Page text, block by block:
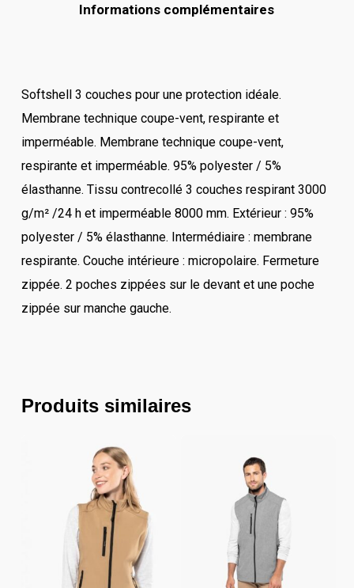
Informations complémentaires
Softshell 3 couches pour une protection idéale.
Membrane technique coupe-vent, respirante et
imperméable. Membrane technique coupe-vent,
respirante et imperméable. 95% polyester / 5%
élasthanne. Tissu contrecollé 3 couches respirant 3000
g/m² /24 h et imperméable 8000 mm. Extérieur : 95%
polyester / 5% élasthanne. Intermédiaire : membrane
respirante. Couche intérieure : micropolaire. Fermeture
zippée. 2 poches zippées sur le devant et une poche
zippée sur manche gauche.
Produits similaires